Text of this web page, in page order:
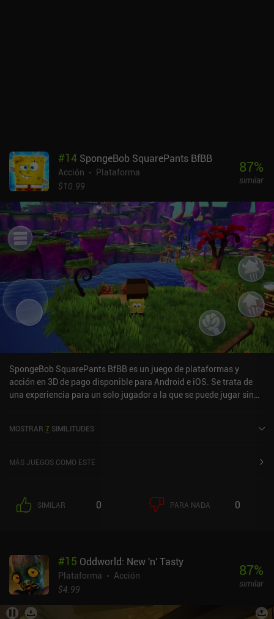
#14 SpongeBob SquarePants BfBB
Acción
Plataforma
$10.99
87%
similar
SpongeBob SquarePants BfBB es un juego de plataformas y
acción en 3D de pago disponible para Android e iOS. Se trata de
una experiencia para un solo jugador a la que se puede jugar sin
BfBB se lanzó en enero de 2021 y tiene actualmente una
App Store de iOS.
MOSTRAR 7 SIMILITUDES
MÁS JUEGOS COMO ESTE
SIMILAR 0 PARA NADA 0
#15 Oddworld: New 'n' Tasty
Plataforma
Acción
$4.99
87%
similar